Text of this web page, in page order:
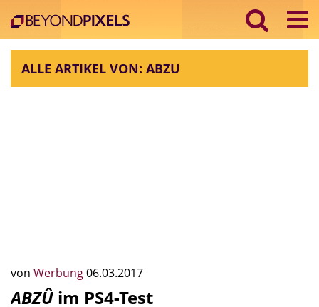
ALLE ARTIKEL VON: ABZU
von Werbung06.03.2017
ABZÛ im PS4-Test